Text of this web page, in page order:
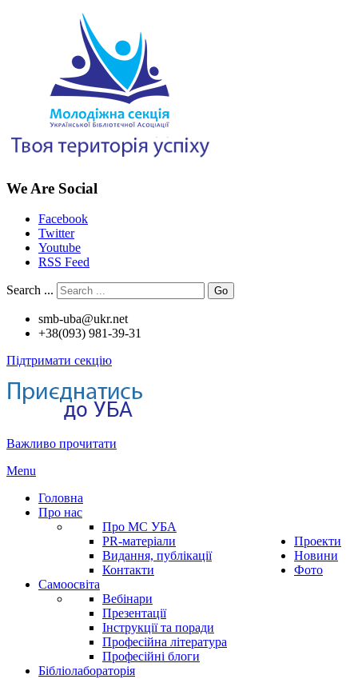
We Are Social
Facebook
Twitter
Youtube
RSS Feed
Search ... Go
smb-uba@ukr.net
+38(093) 981-39-31
Підтримати секцію
Важливо прочитати
Menu
Головна
Про нас
Про МС УБА
PR-матеріали
Видання, публікації
Контакти
Проекти
Новини
Фото
Самоосвіта
Вебінари
Презентації
Інструкції та поради
Професійна література
Професійні блоги
Бібліолабораторія